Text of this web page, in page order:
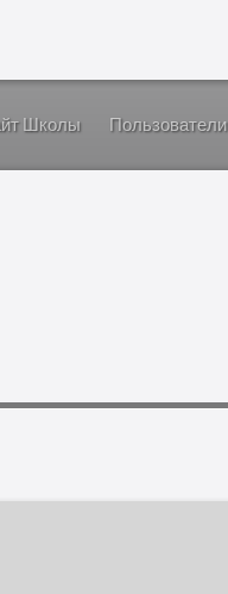
Школы Пользователи